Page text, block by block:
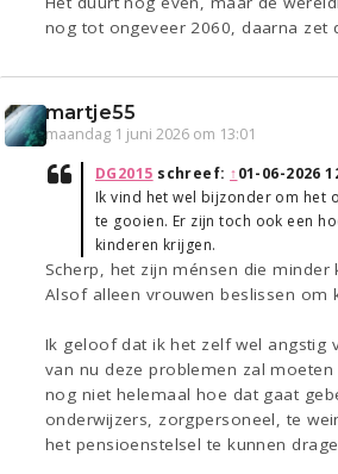
nog tot ongeveer 2060, daarna zet
martje55
maandag 1 juni 2026 om 13:01
DG2015 schreef: ↑01-06-2026
Ik vind het wel bijzonder om het
te gooien. Er zijn toch ook een
kinderen krijgen.
Scherp, het zijn ménsen die minder
Alsof alleen vrouwen beslissen om
Ik geloof dat ik het zelf wel angstig
van nu deze problemen zal moeten
nog niet helemaal hoe dat gaat
onderwijzers, zorgpersoneel, te
het pensioenstelsel te kunnen